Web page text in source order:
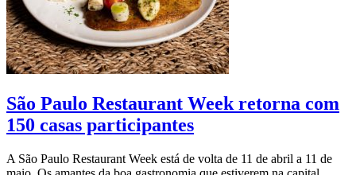
São Paulo Restaurant Week retorna com
150 casas participantes
A São Paulo Restaurant Week está de volta de 11 de abril a 11 de